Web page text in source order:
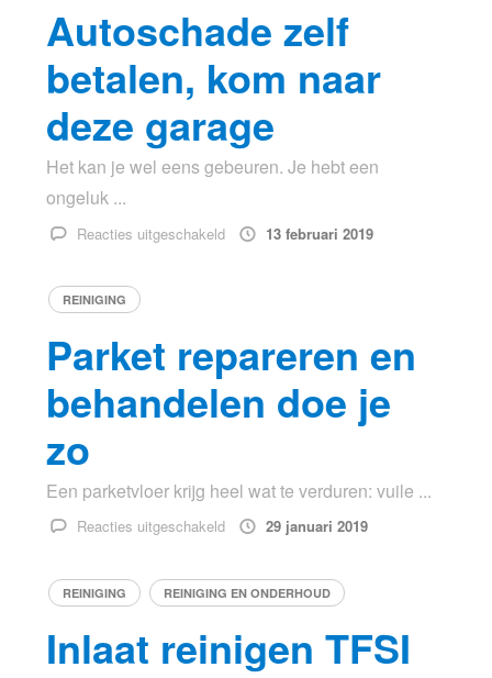
Autoschade zelf
betalen, kom naar
deze garage
Het kan je wel eens gebeuren. Je hebt een
ongeluk ...
Reacties uitgeschakeldvoor
naar
garage
13 februari 2019
REINIGING
Parket repareren en
behandelen doe je
zo
Een parketvloer krijg heel wat te verduren: vuile ...
Reacties uitgeschakeldvoor
en
doe
29 januari 2019
REINIGING REINIGING EN ONDERHOUD
Inlaat reinigen TFSI